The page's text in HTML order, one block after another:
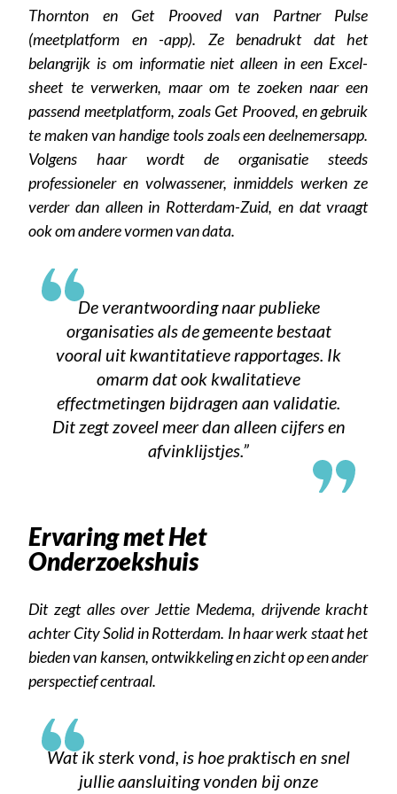
Thornton en Get Prooved van Partner Pulse
(meetplatform en -app). Ze benadrukt dat het
belangrijk is om informatie niet alleen in een Excel-
sheet te verwerken, maar om te zoeken naar een
passend meetplatform, zoals Get Prooved, en gebruik
te maken van handige tools zoals een deelnemersapp.
Volgens haar wordt de organisatie steeds
professioneler en volwassener, inmiddels werken ze
verder dan alleen in Rotterdam-Zuid, en dat vraagt
ook om andere vormen van data.
De verantwoording naar publieke
organisaties als de gemeente bestaat
vooral uit kwantitatieve rapportages. Ik
omarm dat ook kwalitatieve
effectmetingen bijdragen aan validatie.
Dit zegt zoveel meer dan alleen cijfers en
afvinklijstjes.”
Ervaring met Het
Onderzoekshuis
Dit zegt alles over Jettie Medema, drijvende kracht
achter City Solid in Rotterdam. In haar werk staat het
bieden van kansen, ontwikkeling en zicht op een ander
perspectief centraal.
Wat ik sterk vond, is hoe praktisch en snel
jullie aansluiting vonden bij onze